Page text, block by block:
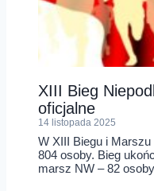
XIII Bieg
oficjalne
14 listopada 2025
W XIII Biegu i
804 osoby. Bieg
marsz NW – 82